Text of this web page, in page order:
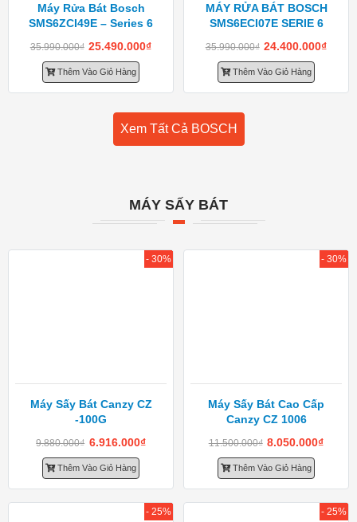
Máy Rửa Bát Bosch
SMS6ZCI49E – Series 6
35.990.000₫ 25.490.000₫
Thêm Vào Giỏ Hàng
MÁY RỬA BÁT BOSCH
SMS6ECI07E SERIE 6
35.990.000₫ 24.400.000₫
Thêm Vào Giỏ Hàng
Xem Tất Cả BOSCH
MÁY SẤY BÁT
Máy Sấy Bát Canzy CZ
-100G
9.880.000₫ 6.916.000₫
Thêm Vào Giỏ Hàng
- 30%
Máy Sấy Bát Cao Cấp
Canzy CZ 1006
11.500.000₫ 8.050.000₫
Thêm Vào Giỏ Hàng
- 30%
- 25% - 25%